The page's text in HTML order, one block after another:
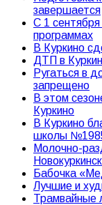
завершается
С 1 сентября
программах
В Куркино
ДТП в
Ругаться в
запрещено
В этом
Куркино
В Куркино
школы
Молочно-
Бабочка
Лучшие и
Трамвайные